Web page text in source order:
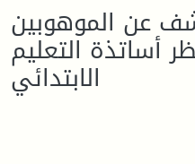
عن الموهوبين
أساتذة التعليم
الابتدائي